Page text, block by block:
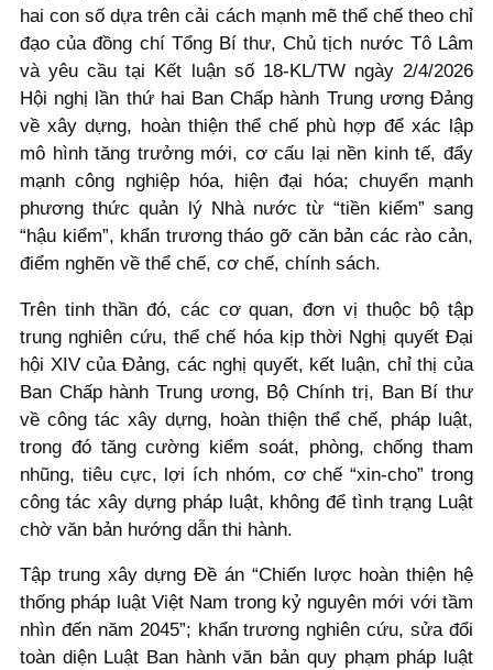
hai con số dựa trên cải cách mạnh mẽ thể chế theo chỉ
đạo của đồng chí Tổng Bí thư, Chủ tịch nước Tô Lâm
và yêu cầu tại Kết luận số 18-KL/TW ngày 2/4/2026
Hội nghị lần thứ hai Ban Chấp hành Trung ương Đảng
về xây dựng, hoàn thiện thể chế phù hợp để xác lập
mô hình tăng trưởng mới, cơ cấu lại nền kinh tế, đẩy
mạnh công nghiệp hóa, hiện đại hóa; chuyển mạnh
phương thức quản lý Nhà nước từ “tiền kiểm” sang
“hậu kiểm”, khẩn trương tháo gỡ căn bản các rào cản,
điểm nghẽn về thể chế, cơ chế, chính sách.
Trên tinh thần đó, các cơ quan, đơn vị thuộc bộ tập
trung nghiên cứu, thể chế hóa kịp thời Nghị quyết Đại
hội XIV của Đảng, các nghị quyết, kết luận, chỉ thị của
Ban Chấp hành Trung ương, Bộ Chính trị, Ban Bí thư
về công tác xây dựng, hoàn thiện thể chế, pháp luật,
trong đó tăng cường kiểm soát, phòng, chống tham
nhũng, tiêu cực, lợi ích nhóm, cơ chế “xin-cho” trong
công tác xây dựng pháp luật, không để tình trạng Luật
chờ văn bản hướng dẫn thi hành.
Tập trung xây dựng Đề án “Chiến lược hoàn thiện hệ
thống pháp luật Việt Nam trong kỷ nguyên mới với tầm
nhìn đến năm 2045”; khẩn trương nghiên cứu, sửa đổi
toàn diện Luật Ban hành văn bản quy phạm pháp luật